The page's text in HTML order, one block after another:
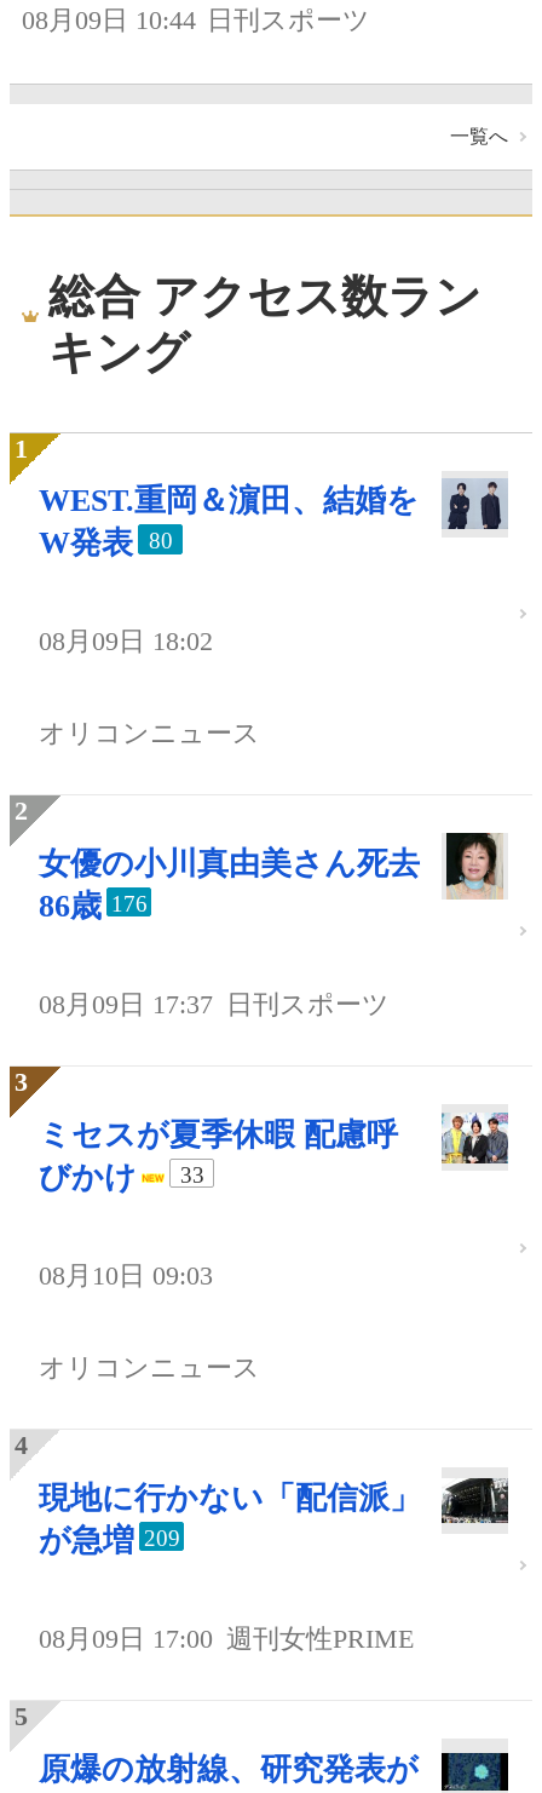
08月09日 10:44 日刊スポーツ
一覧へ
総合 アクセス数ラン
キング
WEST.重岡＆濵田、結婚を
W発表
80
08月09日 18:02
オリコンニュース
女優の小川真由美さん死去
86歳 176
08月09日 17:37 日刊スポーツ
ミセスが夏季休暇 配慮呼
びかけ
33
08月10日 09:03
オリコンニュース
現地に行かない「配信派」
が急増 209
08月09日 17:00 週刊女性PRIME
原爆の放射線、研究発表が